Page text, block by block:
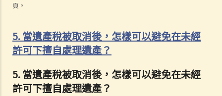
頁。
5. 當遺產稅被取消後，怎樣可以避免在未經
許可下擅自處理遺產？
5. 當遺產稅被取消後，怎樣可以避免在未經
許可下擅自處理遺產？